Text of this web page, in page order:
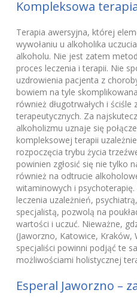
Kompleksowa
Terapia awersyjna, której
wywołaniu u alkoholika
alkoholu. Nie jest zatem
proces leczenia i terapii. Nie
uzdrowienia pacjenta z
bowiem na tyle
również długotrwałych i
terapeutycznych. Za
alkoholizmu uznaje się
kompleksowej terapii
rozpoczęcia trybu życia
powinien zgłosić się nie tylko
również na odtrucie
witaminowych i
leczenia uzależnień,
specjalistą, pozwolą na
wartości i uczuć. Nieważne,
(Jaworzno, Katowice, Kraków,
specjaliści powinni podjąć te
możliwościami holistycznej
Esperal Jaworzno –